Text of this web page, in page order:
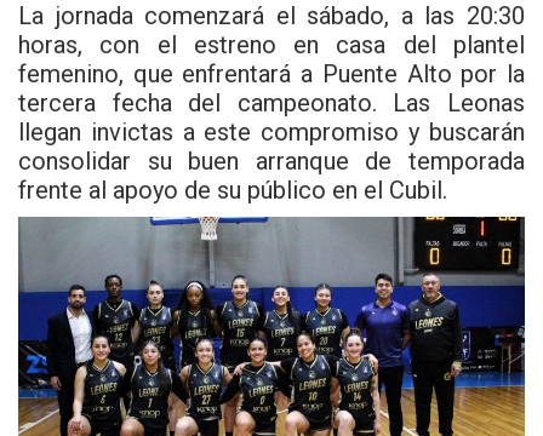
La jornada comenzará el sábado, a las 20:30
horas, con el estreno en casa del plantel
femenino, que enfrentará a Puente Alto por la
tercera fecha del campeonato. Las Leonas
llegan invictas a este compromiso y buscarán
consolidar su buen arranque de temporada
frente al apoyo de su público en el Cubil.